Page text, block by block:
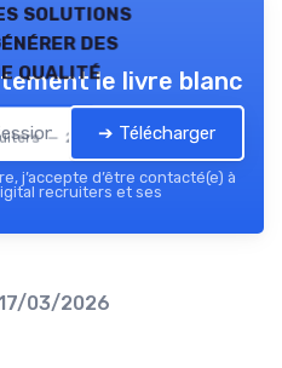
solutions
des
qualité
— 2026
le livre blanc
➔ Télécharger
j’accepte d’être contacté(e) à
recruiters et ses
03/2026